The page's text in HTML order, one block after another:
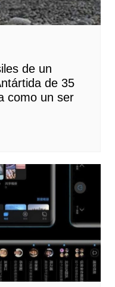
de un
de 35
como un ser